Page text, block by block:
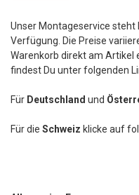
Unser Montageservice steht
Verfügung. Die Preise
Warenkorb direkt am Artikel
findest Du unter folgenden
Für Deutschland und
Für die Schweiz klicke auf